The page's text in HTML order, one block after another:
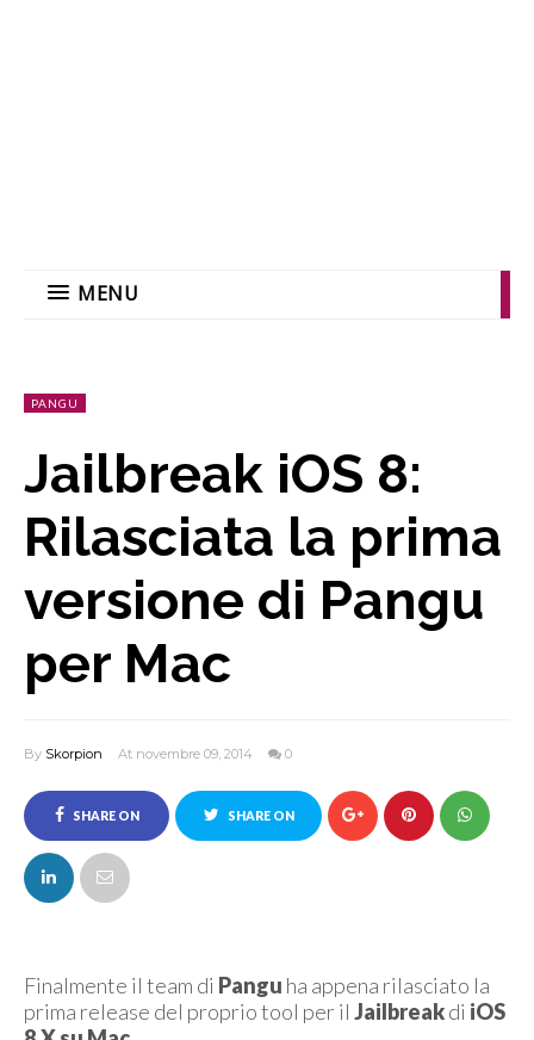
MENU
PANGU
Jailbreak iOS 8:
Rilasciata la prima
versione di Pangu
per Mac
By Skorpion At novembre 09, 2014 0
SHARE ON
FACEBOOK
SHARE ON
Finalmente il team di Pangu ha appena rilasciato la
prima release del proprio tool per il Jailbreakdi iOS